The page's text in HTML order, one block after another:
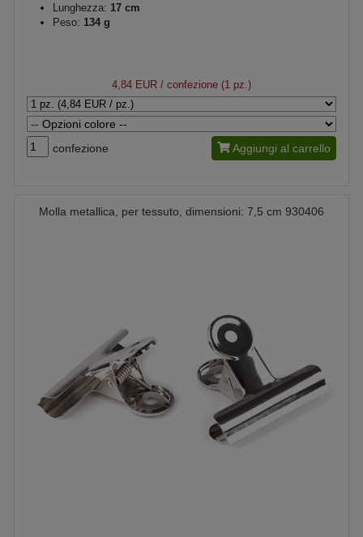
Lunghezza: 17 cm
Peso: 134 g
4,84 EUR / confezione (1 pz.)
confezione Aggiungi al carrello
Molla metallica, per tessuto, dimensioni: 7,5 cm 930406